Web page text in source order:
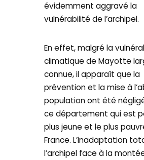
évidemment aggravé la
vulnérabilité de l’archipel.
En effet, malgré la
climatique de Mayotte
connue, il apparaît que la
prévention et la mise à
population ont été
ce département qui est
plus jeune et le plus
France. L’inadaptation
l’archipel face à la